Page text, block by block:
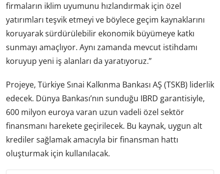
firmaların iklim uyumunu hızlandırmak için özel
yatırımları teşvik etmeyi ve böylece geçim kaynaklarını
koruyarak sürdürülebilir ekonomik büyümeye katkı
sunmayı amaçlıyor. Aynı zamanda mevcut istihdamı
koruyup yeni iş alanları da yaratıyoruz.”
Projeye, Türkiye Sınai Kalkınma Bankası AŞ (TSKB) liderlik
edecek. Dünya Bankası’nın sunduğu IBRD garantisiyle,
600 milyon euroya varan uzun vadeli özel sektör
finansmanı harekete geçirilecek. Bu kaynak, uygun alt
krediler sağlamak amacıyla bir finansman hattı
oluşturmak için kullanılacak.